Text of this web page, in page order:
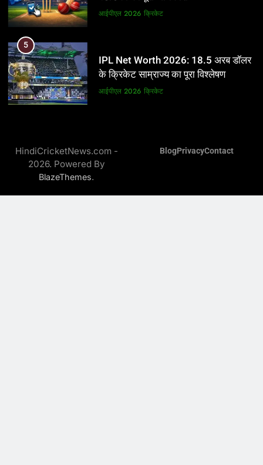
आईपीएल 2026 क्रिकेट
6
IPL टीम के मालिक: फ्रेंचाइजी के पीछे की
असली ताकत
आईपीएल 2026 क्रिकेट
विस्तृत विश्लेषण (2008-2026)
क्रिकेट
8
आईपीएल 2026 क्रिकेट
5
IPL Net Worth 2026: 18.5 अरब डॉलर
के क्रिकेट साम्राज्य का पूरा विश्लेषण
आईपीएल 2026 क्रिकेट
असली ताकत
आईपीएल 2026
HindiCricketNews.com -
2026. Powered By
BlazeThemes.
BlogPrivacyContact